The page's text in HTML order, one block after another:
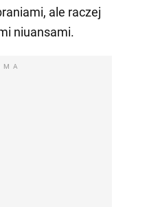
ale raczej
niuansami.